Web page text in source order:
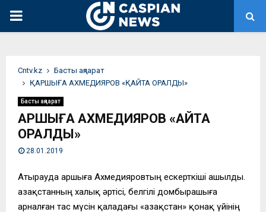
PRIMARY
Сntv.kz
Басты ақпарат
ҚАРШЫҒА АХМЕДИЯРОВ «ҚАЙТА ОРАЛДЫ»
Басты ақпарат
ҚАРШЫҒА АХМЕДИЯРОВ «ҚАЙТА
ОРАЛДЫ»
28.01.2019
Атырауда Қаршыға Ахмедияровтың ескерткіші ашылды.
Қазақстанның халық әртісі, белгілі домбырашыға
арналған тас мүсін қаладағы «Қазақстан» қонақ үйінің